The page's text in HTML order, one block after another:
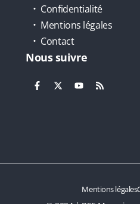
Confidentialité
Mentions légales
Contact
Nous suivre
Mentions légales